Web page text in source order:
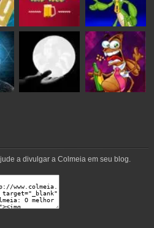
a divulgar a Colmeia em seu blog.